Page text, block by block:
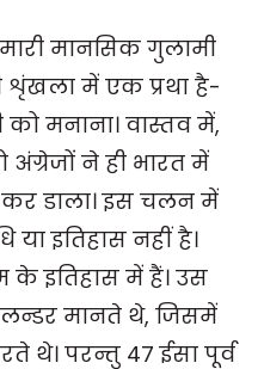
मानसिक गुलामी
शृंखला में एक प्रथा है-
मनाना। वास्तव में,
ने ही भारत में
डाला। इस चलन में
इतिहास नहीं है।
के इतिहास में हैं। उस
मानते थे, जिसमें
थे। परन्तु 47 ईसा पूर्व